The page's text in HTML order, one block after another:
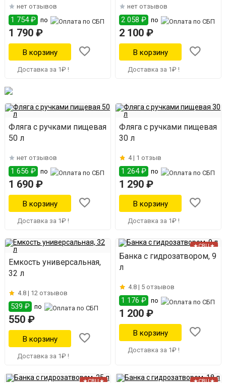
нет отзывов
1 754 ₽ по
1 790 ₽
Доставка за 1₽ !
нет отзывов
2 058 ₽ по
2 100 ₽
Доставка за 1₽ !
Фляга с ручками пищевая
50 л
нет отзывов
1 656 ₽ по
1 690 ₽
Доставка за 1₽ !
Фляга с ручками пищевая
30 л
4 | 1 отзыв
1 264 ₽ по
1 290 ₽
Доставка за 1₽ !
Емкость универсальная,
32 л
4.8 | 12 отзывов
539 ₽ по
550 ₽
Доставка за 1₽ !
★СВЦ★
Банка с гидрозатвором, 9
л
4.8 | 5 отзывов
1 176 ₽ по
1 200 ₽
Доставка за 1₽ !
★СВЦ★ ★СВЦ★